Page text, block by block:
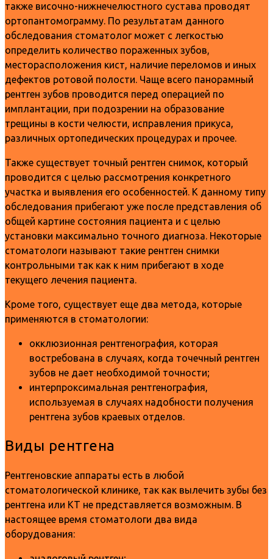
также височно-нижнечелюстного сустава проводят
ортопантомограмму. По результатам данного
обследования стоматолог может с легкостью
определить количество пораженных зубов,
месторасположения кист, наличие переломов и иных
дефектов ротовой полости. Чаще всего панорамный
рентген зубов проводится перед операцией по
имплантации, при подозрении на образование
трещины в кости челюсти, исправления прикуса,
различных ортопедических процедурах и прочее.
Также существует точный рентген снимок, который
проводится с целью рассмотрения конкретного
участка и выявления его особенностей. К данному типу
обследования прибегают уже после представления об
общей картине состояния пациента и с целью
установки максимально точного диагноза. Некоторые
стоматологи называют такие рентген снимки
контрольными так как к ним прибегают в ходе
текущего лечения пациента.
Кроме того, существует еще два метода, которые
применяются в стоматологии:
окклюзионная рентгенография, которая
востребована в случаях, когда точечный рентген
зубов не дает необходимой точности;
интерпроксимальная рентгенография,
используемая в случаях надобности получения
рентгена зубов краевых отделов.
Виды рентгена
Рентгеновские аппараты есть в любой
стоматологической клинике, так как вылечить зубы без
рентгена или КТ не представляется возможным. В
настоящее время стоматологи два вида
оборудования: